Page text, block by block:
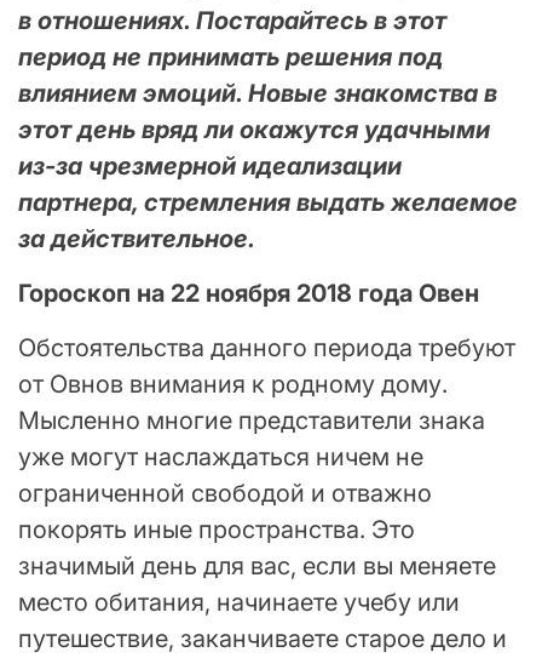
в отношениях. Постарайтесь в этот
период не принимать решения под
влиянием эмоций. Новые знакомства в
этот день вряд ли окажутся удачными
из-за чрезмерной идеализации
партнера, стремления выдать желаемое
за действительное.
Гороскоп на 22 ноября 2018 года Овен
Обстоятельства данного периода требуют
от Овнов внимания к родному дому.
Мысленно многие представители знака
уже могут наслаждаться ничем не
ограниченной свободой и отважно
покорять иные пространства. Это
значимый день для вас, если вы меняете
место обитания, начинаете учебу или
путешествие, заканчиваете старое дело и